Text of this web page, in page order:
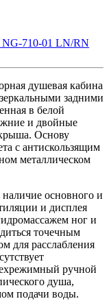
NG-710-01 LN/RN
душевая кабина
задними
в белой
и двойные
Основу
с антискользящим
металлическом
основного и
и дисплея
ног и
точечным
для расслабления
ручной
душа,
подачи воды.